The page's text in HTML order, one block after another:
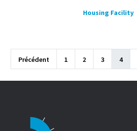
Housing Facility
Précédent 1 2 3 4